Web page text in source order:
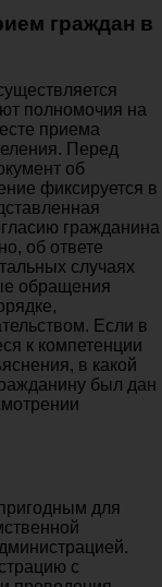
граждан в
полномочия на
приема
Перед
об
фиксируется в
гражданина
об ответе
случаях
обращения
Если в
к компетенции
в какой
был дан
для
с